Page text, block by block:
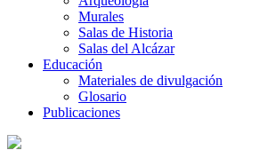
Murales
Salas de Historia
Salas del Alcázar
Educación
Materiales de divulgación
Glosario
Publicaciones